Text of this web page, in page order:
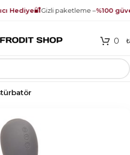
Hediye🔐Gizli paketleme –%100
0 ₺